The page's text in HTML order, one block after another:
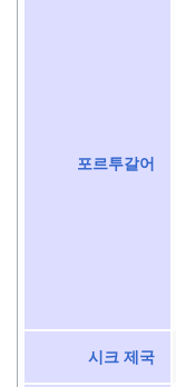
포르투갈어
시크 제국